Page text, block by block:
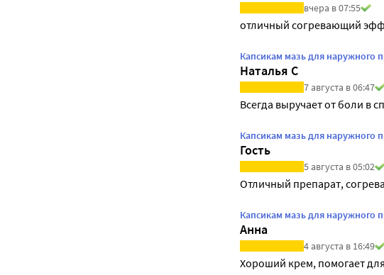
вчера в 07:55
отличный согревающий
Капсикам мазь для наружного
Наталья С
7 августа в 06:47
Всегда выручает от боли в
Капсикам мазь для наружного
Гость
5 августа в 05:02
Отличный препарат,
Капсикам мазь для наружного
Анна
4 августа в 16:49
Хороший крем, помогает